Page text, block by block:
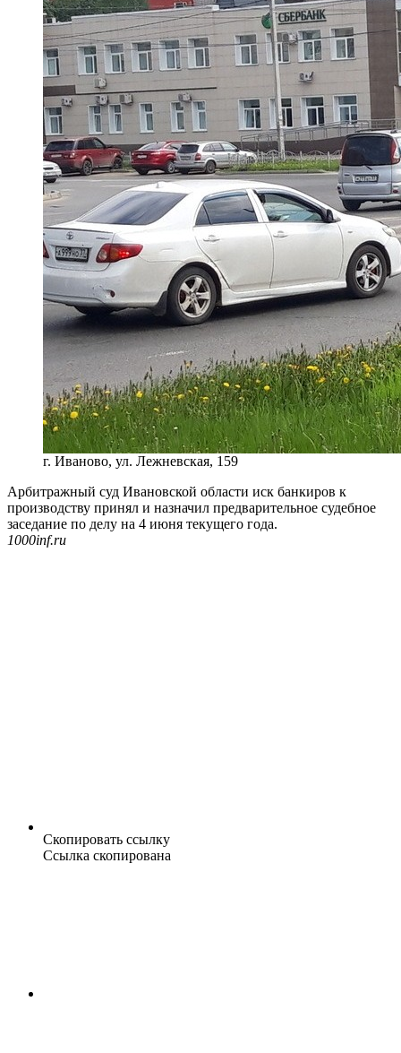
г. Иваново, ул. Лежневская, 159
Арбитражный суд Ивановской области иск банкиров к
производству принял и назначил предварительное судебное
заседание по делу на 4 июня текущего года.
1000inf.ru
Скопировать ссылку
Ссылка скопирована